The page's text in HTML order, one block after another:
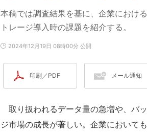
本稿では調査結果を基に、企業におけ
トレージ導入時の課題を紹介する。
2024年12月19日 08時00分 公開
印刷／PDF メール通知
取り扱われるデータ量の急増や、バ
ジ市場の成長が著しい。企業において